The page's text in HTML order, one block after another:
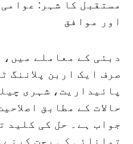
مستقبل کا شہر:
اور موافق
صرف ایک اربن پلاننگ
پائیداریت، شہری
حالات کے مطابق
جواب ہے۔ حل کی کلید
توانائی کی بچت کرنے